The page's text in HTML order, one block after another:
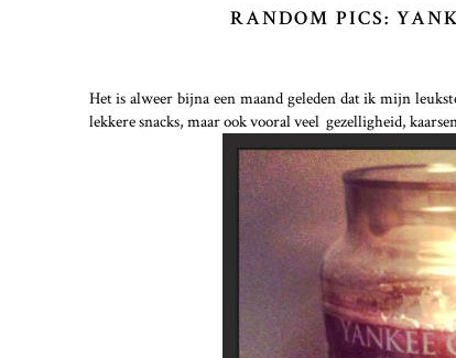
RANDOM PICS:
Het is alweer bijna een maand geleden dat ik mijn
lekkere snacks, maar ook vooral veel gezelligheid,